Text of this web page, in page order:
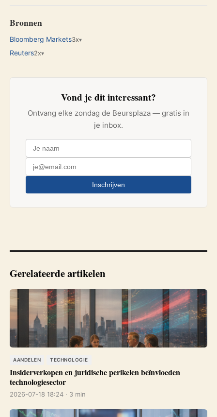
Bronnen
Bloomberg Markets3x▾
Reuters2x▾
Vond je dit interessant?
Ontvang elke zondag de Beursplaza — gratis in
je inbox.
Inschrijven
Gerelateerde artikelen
AANDELEN TECHNOLOGIE
Insiderverkopen en juridische perikelen beïnvloeden
technologiesector
2026-07-18 18:24 · 3 min